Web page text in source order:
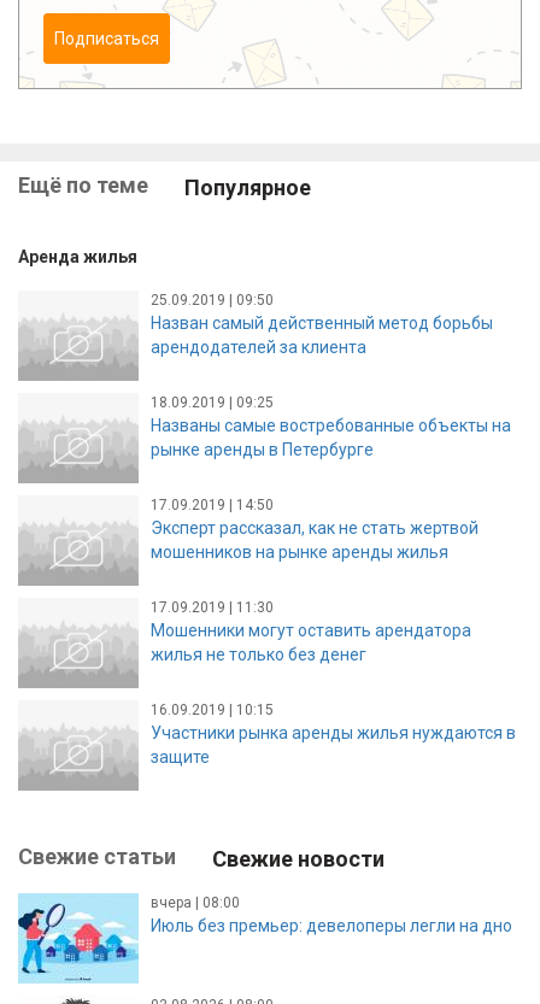
Подписаться
Ещё по теме Популярное
Аренда жилья
25.09.2019 | 09:50
Назван самый действенный метод борьбы
арендодателей за клиента
18.09.2019 | 09:25
Названы самые востребованные объекты на
рынке аренды в Петербурге
17.09.2019 | 14:50
Эксперт рассказал, как не стать жертвой
мошенников на рынке аренды жилья
17.09.2019 | 11:30
Мошенники могут оставить арендатора
жилья не только без денег
16.09.2019 | 10:15
Участники рынка аренды жилья нуждаются в
защите
Свежие статьи Свежие новости
вчера | 08:00
Июль без премьер: девелоперы легли на дно